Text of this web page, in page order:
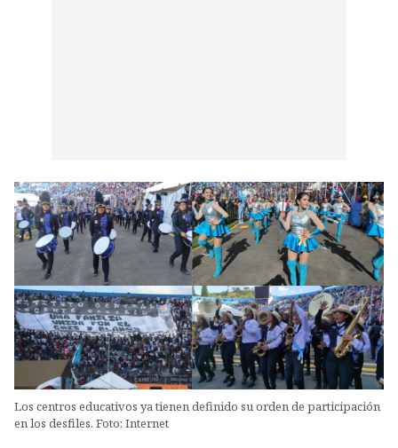
Los centros educativos ya tienen definido su orden de participación
en los desfiles. Foto: Internet